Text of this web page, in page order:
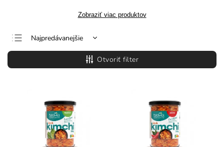
Zobraziť viac produktov
Najpredávanejšie
Najlacnejšie
Najdrahšie
Otvoriť filter